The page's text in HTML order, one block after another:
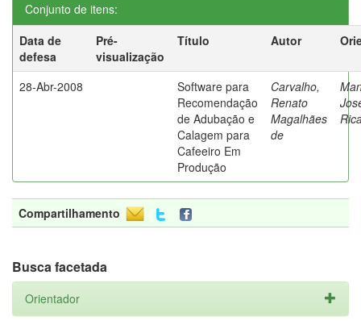
Conjunto de itens:
Data de
defesa
Pré-
visualização
Título Autor
28-Abr-2008
Software para
Recomendação
de Adubação e
Calagem para
Cafeeiro Em
Produção
Carvalho,
Renato
Magalhães
de
Compartilhamento
Busca facetada
Orientador